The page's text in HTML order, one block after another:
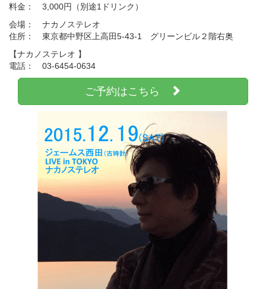
料金： 3,000円（別途1ドリンク）
会場： ナカノステレオ
住所： 東京都中野区上高田5-43-1 グリーンビル２階右奥
【ナカノステレオ 】
電話： 03-6454-0634
ご予約はこちら